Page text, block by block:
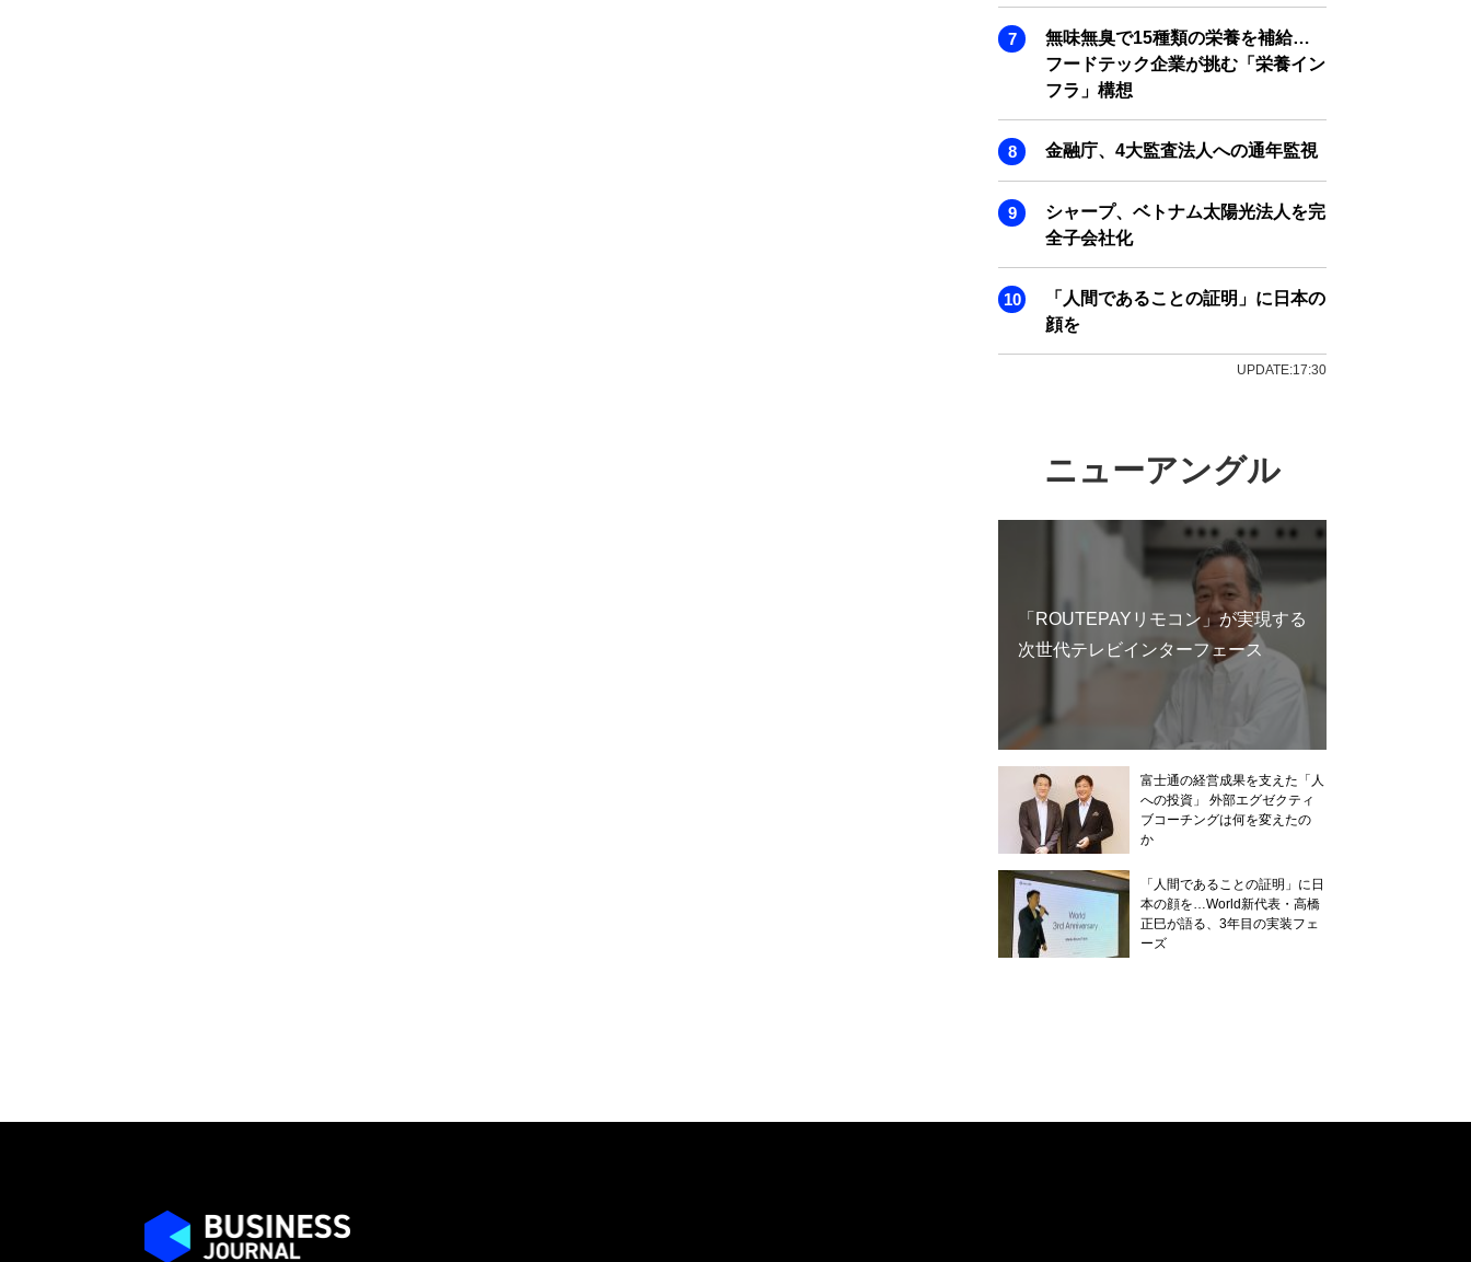
無味無臭で15種類の栄養を補給…
フードテック企業が挑む「栄養イン
フラ」構想
金融庁、4大監査法人への通年監視
シャープ、ベトナム太陽光法人を完
全子会社化
「人間であることの証明」に日本の
顔を
UPDATE:17:30
ニューアングル
「ROUTEPAYリモコン」が実現する
次世代テレビインターフェース
富士通の経営成果を支えた「人
への投資」 外部エグゼクティ
ブコーチングは何を変えたの
か
「人間であることの証明」に日
本の顔を…World新代表・高橋
正巳が語る、3年目の実装フェ
ーズ